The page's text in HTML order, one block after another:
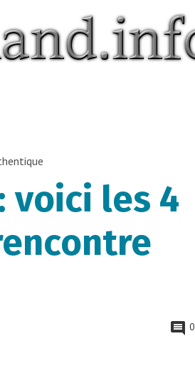
voici les 4
0